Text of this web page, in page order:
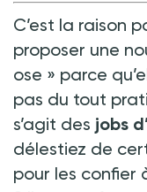
C’est la raison
proposer une
ose » parce
pas du tout
s’agit des jobs
délestiez de
pour les confier